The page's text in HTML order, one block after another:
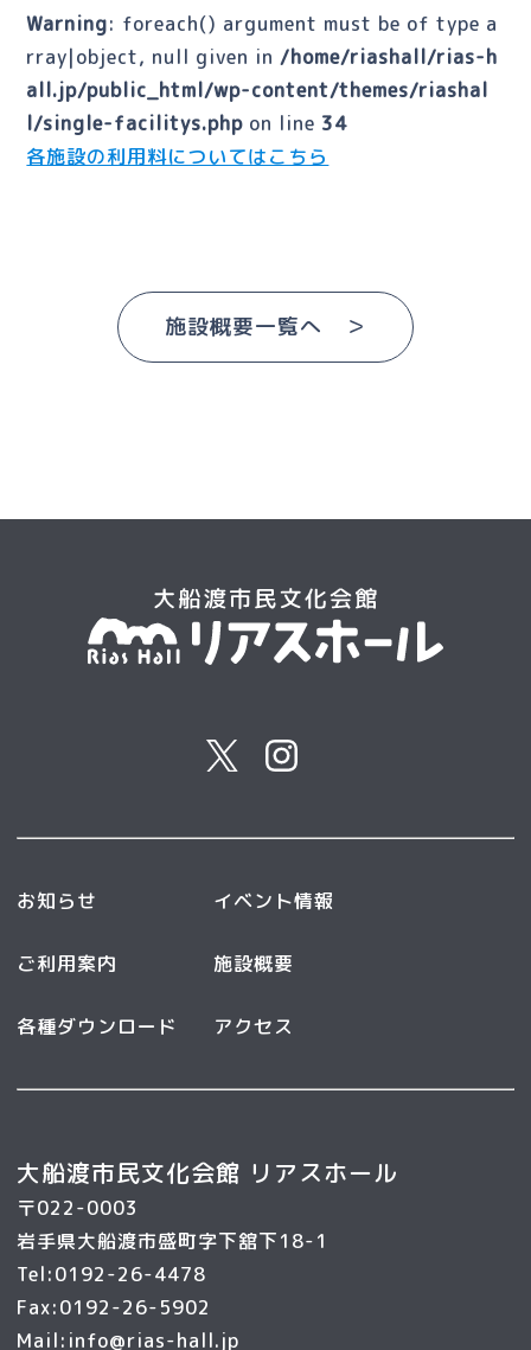
Warning: foreach() argument must be of type a
rray|object, null given in/home/riashall/rias-h
all.jp/public_html/wp-content/themes/riashal
l/single-facilitys.php on line 34
各施設の利用料についてはこちら
施設概要一覧へ ＞
お知らせ イベント情報
ご利用案内 施設概要
各種ダウンロード アクセス
大船渡市民文化会館 リアスホール
〒022-0003
岩手県大船渡市盛町字下舘下18-1
Tel:0192-26-4478
Fax:0192-26-5902
Mail:info@rias-hall.jp